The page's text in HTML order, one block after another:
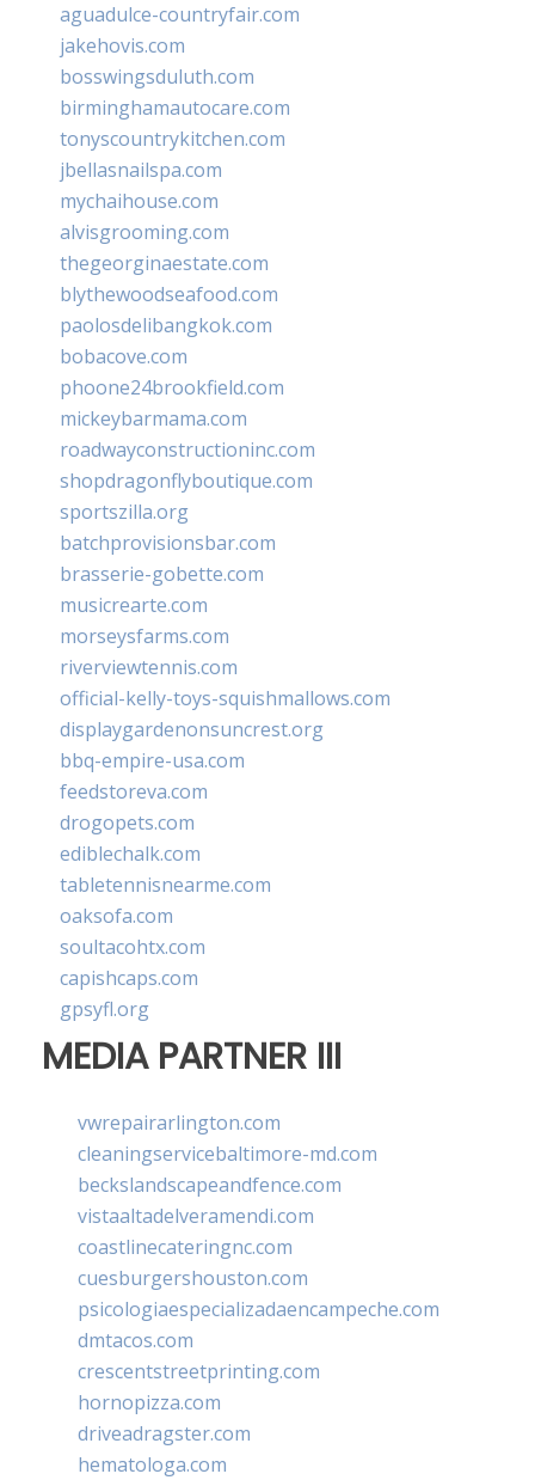
aguadulce-countryfair.com
jakehovis.com
bosswingsduluth.com
birminghamautocare.com
tonyscountrykitchen.com
jbellasnailspa.com
mychaihouse.com
alvisgrooming.com
thegeorginaestate.com
blythewoodseafood.com
paolosdelibangkok.com
bobacove.com
phoone24brookfield.com
mickeybarmama.com
roadwayconstructioninc.com
shopdragonflyboutique.com
sportszilla.org
batchprovisionsbar.com
brasserie-gobette.com
musicrearte.com
morseysfarms.com
riverviewtennis.com
official-kelly-toys-squishmallows.com
displaygardenonsuncrest.org
bbq-empire-usa.com
feedstoreva.com
drogopets.com
ediblechalk.com
tabletennisnearme.com
oaksofa.com
soultacohtx.com
capishcaps.com
gpsyfl.org
MEDIA PARTNER III
vwrepairarlington.com
cleaningservicebaltimore-md.com
beckslandscapeandfence.com
vistaaltadelveramendi.com
coastlinecateringnc.com
cuesburgershouston.com
psicologiaespecializadaencampeche.com
dmtacos.com
crescentstreetprinting.com
hornopizza.com
driveadragster.com
hematologa.com